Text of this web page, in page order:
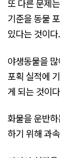
또 다른 문제
기준을 동물
있다는 것이다.
야생동물을
포획 실적에
게 되는 것이
화물을 운반
하기 위해 과